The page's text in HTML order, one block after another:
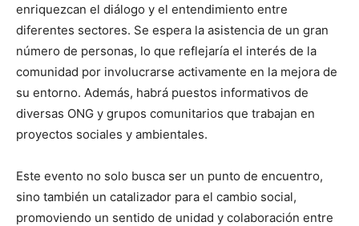
enriquezcan el diálogo y el entendimiento entre
diferentes sectores. Se espera la asistencia de un gran
número de personas, lo que reflejaría el interés de la
comunidad por involucrarse activamente en la mejora de
su entorno. Además, habrá puestos informativos de
diversas ONG y grupos comunitarios que trabajan en
proyectos sociales y ambientales.
Este evento no solo busca ser un punto de encuentro,
sino también un catalizador para el cambio social,
promoviendo un sentido de unidad y colaboración entre